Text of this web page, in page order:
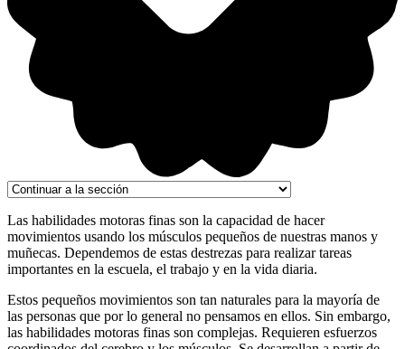
Las habilidades motoras finas son la capacidad de hacer
movimientos usando los músculos pequeños de nuestras manos y
muñecas. Dependemos de estas destrezas para realizar tareas
importantes en la escuela, el trabajo y en la vida diaria.
Estos pequeños movimientos son tan naturales para la mayoría de
las personas que por lo general no pensamos en ellos. Sin embargo,
las habilidades motoras finas son complejas. Requieren esfuerzos